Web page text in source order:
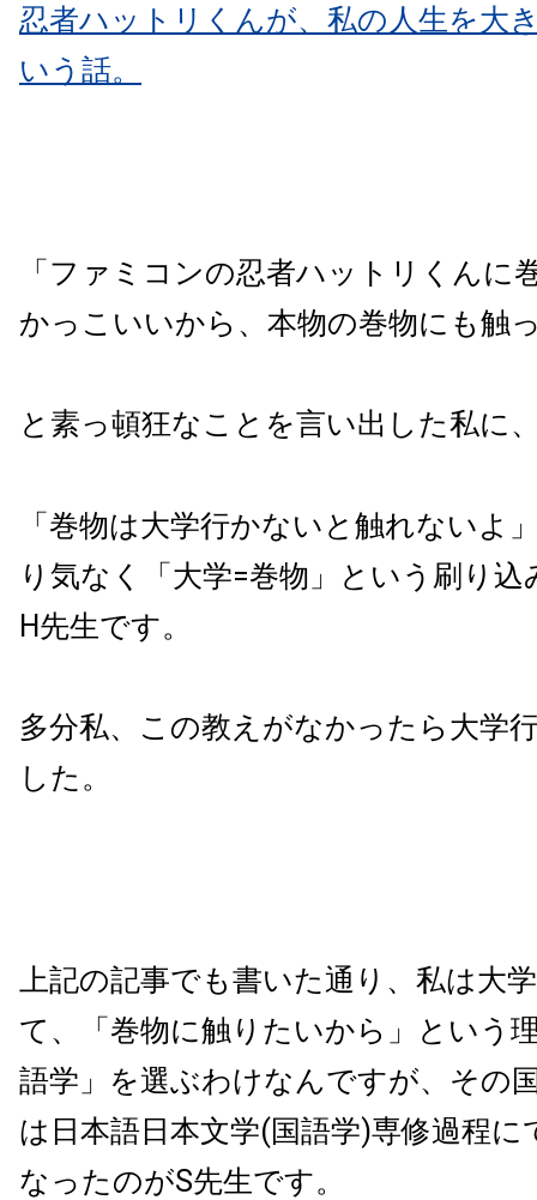
忍者ハットリくんが、私の人生を大
いう話。
「ファミコンの忍者ハットリくんに
かっこいいから、本物の巻物にも触
と素っ頓狂なことを言い出した私に
「巻物は大学行かないと触れないよ
り気なく「大学=巻物」という刷り
H先生です。
多分私、この教えがなかったら大学
した。
上記の記事でも書いた通り、私は大
て、「巻物に触りたいから」という
語学」を選ぶわけなんですが、その
は日本語日本文学(国語学)専修過程に
なったのがS先生です。